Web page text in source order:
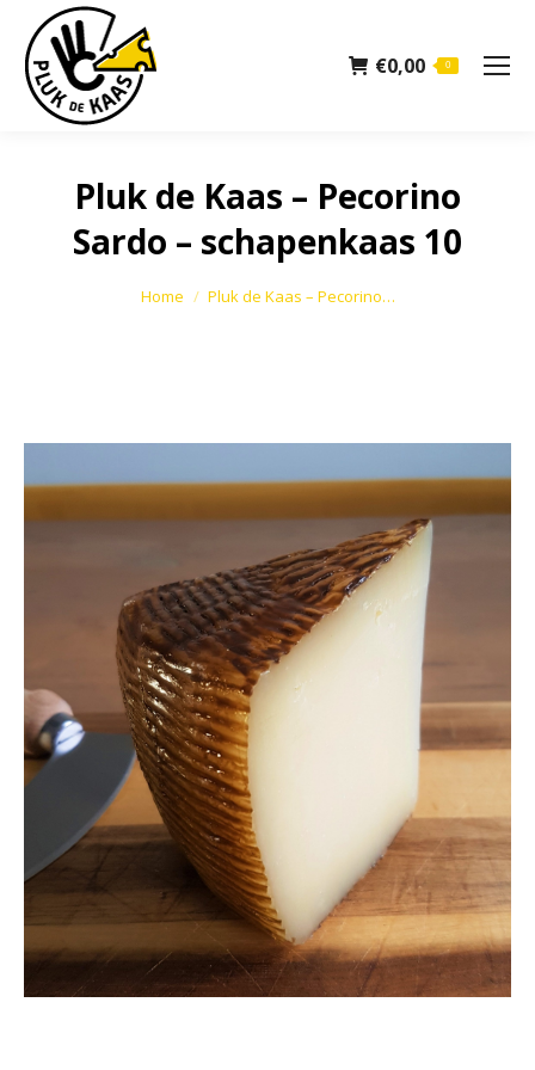
€0,00 0
Pluk de Kaas – Pecorino
Sardo – schapenkaas 10
Je bent hier:
Home Pluk de Kaas – Pecorino…